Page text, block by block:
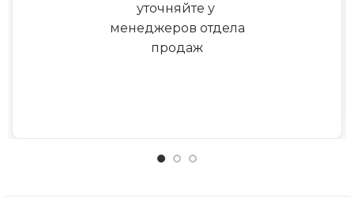
уточняйте у
менеджеров отдела
продаж